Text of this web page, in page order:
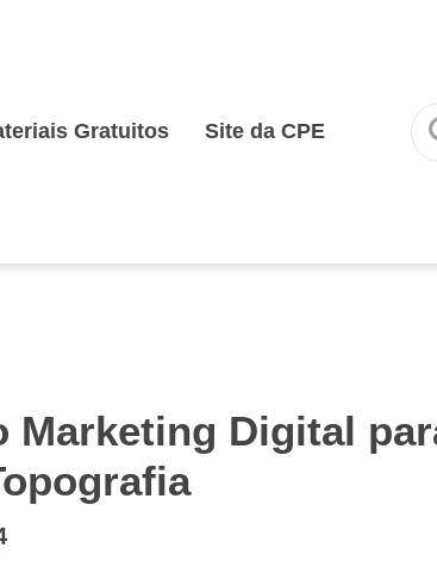
Gratuitos Site da CPE
Marketing Digital